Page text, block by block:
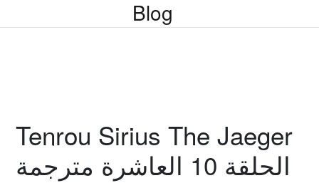
Blog
Tenrou Sirius The Jaeger
الحلقة 10 العاشرة مترجمة